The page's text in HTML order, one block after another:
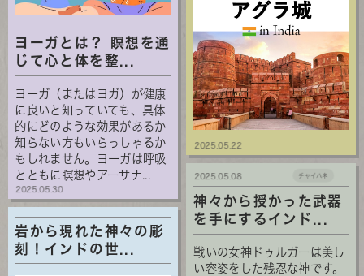
ヨーガとは？ 瞑想を通
じて心と体を整...
ヨーガ（またはヨガ）が健康
に良いと知っていても、具体
的にどのような効果があるか
知らない方もいらっしゃるか
もしれません。ヨーガは呼吸
とともに瞑想やアーサナ...
2025.05.30
2025.05.22
岩から現れた神々の彫
刻！インドの世...
神々から授かった武器
を手にするインド...
戦いの女神ドゥルガーは美し
い容姿をした残忍な神です。
2025.05.08 チャイハネ